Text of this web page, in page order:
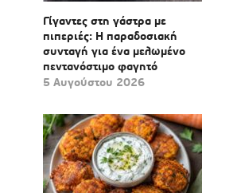
Γίγαντες στη γάστρα με
πιπεριές: Η παραδοσιακή
συνταγή για ένα μελωμένο
πεντανόστιμο φαγητό
5 Αυγούστου 2026